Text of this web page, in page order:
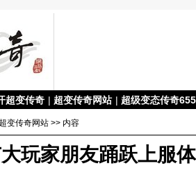
超变传奇 | 超变传奇网站 | 超级变态传奇
超变传奇网站 >> 内容
玩家朋友踊跃上服